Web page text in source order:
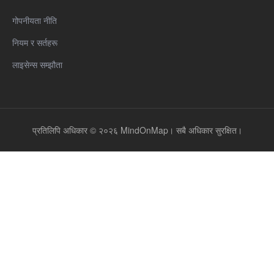
गोपनीयता नीति
नियम र सर्तहरू
लाइसेन्स सम्झौता
प्रतिलिपि अधिकार © २०२६ MindOnMap। सबै अधिकार सुरक्षित।